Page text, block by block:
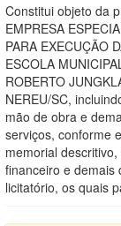
Constitui objeto da
EMPRESA
PARA EXECUÇÃO
ESCOLA
ROBERTO
NEREU/SC,
mão de obra e
serviços, conforme
memorial
financeiro e demais
licitatório, os quais